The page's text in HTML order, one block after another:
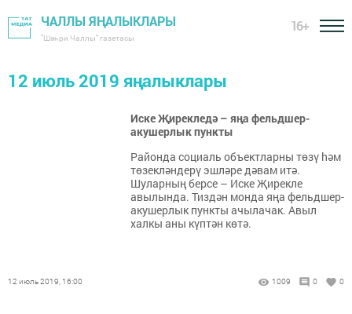
ЧАЛЛЫ ЯҢАЛЫКЛАРЫ
"Шәһри Чаллы" газетасы
16+
12 июль 2019 яңалыклары
Иске Җирекледә – яңа фельдшер-
акушерлык пункты
Районда социаль объектларны төзү hәм
төзекләндерү эшләре дәвам итә.
Шуларның берсе – Иске Җирекле
авылында. Тиздән монда яңа фельдшер-
акушерлык пункты ачылачак. Авыл
халкы аны күптән көтә.
12 июль 2019, 16:00 1009 0 0